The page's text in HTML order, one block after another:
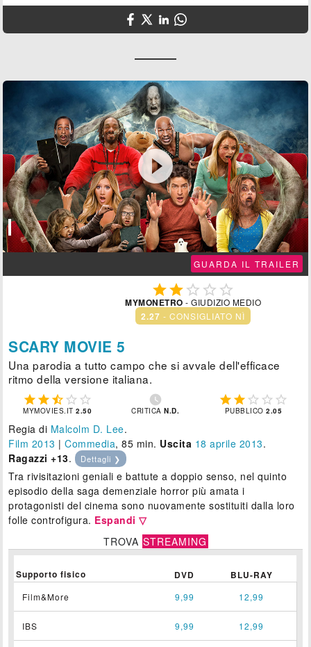

GUARDA IL TRAILER
   
MYMONETRO - GIUDIZIO MEDIO
2.27 - CONSIGLIATO NÌ
SCARY MOVIE 5
Una parodia a tutto campo che si avvale dell'efficace
ritmo della versione italiana.
    
MYMOVIES.IT2.50

CRITICAN.D.
    
PUBBLICO2.05
Regia di Malcolm D. Lee.
Film 2013 |Commedia, 85 min. Uscita 18 aprile 2013.
Ragazzi +13. Dettagli ❯
Tra rivisitazioni geniali e battute a doppio senso, nel quinto
episodio della saga demenziale horror più amata i
protagonisti del cinema sono nuovamente sostituiti dalla loro
folle controfigura. Espandi ▽
TROVA STREAMING
Supporto fisico DVD BLU-RAY
Film&More 9,99 12,99
IBS 9,99 12,99